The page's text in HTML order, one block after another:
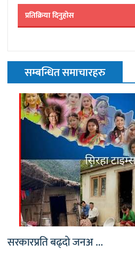
प्रतिक्रिया दिनुहोस
सम्बन्धित समाचारहरु
सरकारप्रति बढ्दो जनअ ...